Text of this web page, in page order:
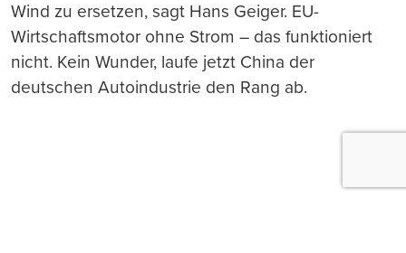
Wind zu ersetzen, sagt Hans Geiger. EU-
Wirtschaftsmotor ohne Strom – das funktioniert
nicht. Kein Wunder, laufe jetzt China der
deutschen Autoindustrie den Rang ab.